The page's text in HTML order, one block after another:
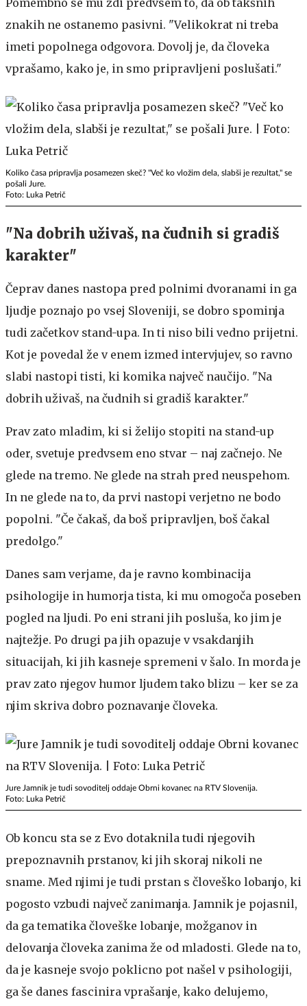
Pomembno se mu zdi predvsem to, da ob takšnih
znakih ne ostanemo pasivni. "Velikokrat ni treba
imeti popolnega odgovora. Dovolj je, da človeka
vprašamo, kako je, in smo pripravljeni poslušati."
Koliko časa pripravlja posamezen skeč? "Več ko vložim dela, slabši je rezultat," se
pošali Jure.
Foto: Luka Petrič
"Na dobrih uživaš, na čudnih si gradiš
karakter"
Čeprav danes nastopa pred polnimi dvoranami in ga
ljudje poznajo po vsej Sloveniji, se dobro spominja
tudi začetkov stand-upa. In ti niso bili vedno prijetni.
Kot je povedal že v enem izmed intervjujev, so ravno
slabi nastopi tisti, ki komika največ naučijo. "Na
dobrih uživaš, na čudnih si gradiš karakter."
Prav zato mladim, ki si želijo stopiti na stand-up
oder, svetuje predvsem eno stvar – naj začnejo. Ne
glede na tremo. Ne glede na strah pred neuspehom.
In ne glede na to, da prvi nastopi verjetno ne bodo
popolni. "Če čakaš, da boš pripravljen, boš čakal
predolgo."
Danes sam verjame, da je ravno kombinacija
psihologije in humorja tista, ki mu omogoča poseben
pogled na ljudi. Po eni strani jih posluša, ko jim je
najtežje. Po drugi pa jih opazuje v vsakdanjih
situacijah, ki jih kasneje spremeni v šalo. In morda je
prav zato njegov humor ljudem tako blizu – ker se za
njim skriva dobro poznavanje človeka.
Jure Jamnik je tudi sovoditelj oddaje Obrni kovanec na RTV Slovenija.
Foto: Luka Petrič
Ob koncu sta se z Evo dotaknila tudi njegovih
prepoznavnih prstanov, ki jih skoraj nikoli ne
sname. Med njimi je tudi prstan s človeško lobanjo, ki
pogosto vzbudi največ zanimanja. Jamnik je pojasnil,
da ga tematika človeške lobanje, možganov in
delovanja človeka zanima že od mladosti. Glede na to,
da je kasneje svojo poklicno pot našel v psihologiji,
ga še danes fascinira vprašanje, kako delujemo,